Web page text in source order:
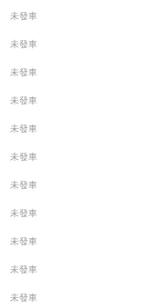
未發車
未發車
未發車
未發車
未發車
未發車
未發車
未發車
未發車
未發車
未發車